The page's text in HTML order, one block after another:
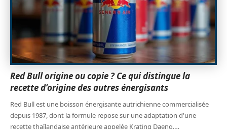
Red Bull origine ou copie ? Ce qui distingue la
recette d’origine des autres énergisants
Red Bull est une boisson énergisante autrichienne commercialisée
depuis 1987, dont la formule repose sur une adaptation d'une
recette thaïlandaise antérieure appelée Krating Daeng.…